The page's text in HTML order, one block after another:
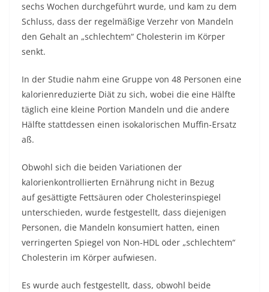
sechs Wochen durchgeführt wurde, und kam zu dem
Schluss, dass der regelmäßige Verzehr von Mandeln
den Gehalt an „schlechtem“ Cholesterin im Körper
senkt.
In der Studie nahm eine Gruppe von 48 Personen eine
kalorienreduzierte Diät zu sich, wobei die eine Hälfte
täglich eine kleine Portion Mandeln und die andere
Hälfte stattdessen einen isokalorischen Muffin-Ersatz
aß.
Obwohl sich die beiden Variationen der
kalorienkontrollierten Ernährung nicht in Bezug
auf gesättigte Fettsäuren oder Cholesterinspiegel
unterschieden, wurde festgestellt, dass diejenigen
Personen, die Mandeln konsumiert hatten, einen
verringerten Spiegel von Non-HDL oder „schlechtem“
Cholesterin im Körper aufwiesen.
Es wurde auch festgestellt, dass, obwohl beide